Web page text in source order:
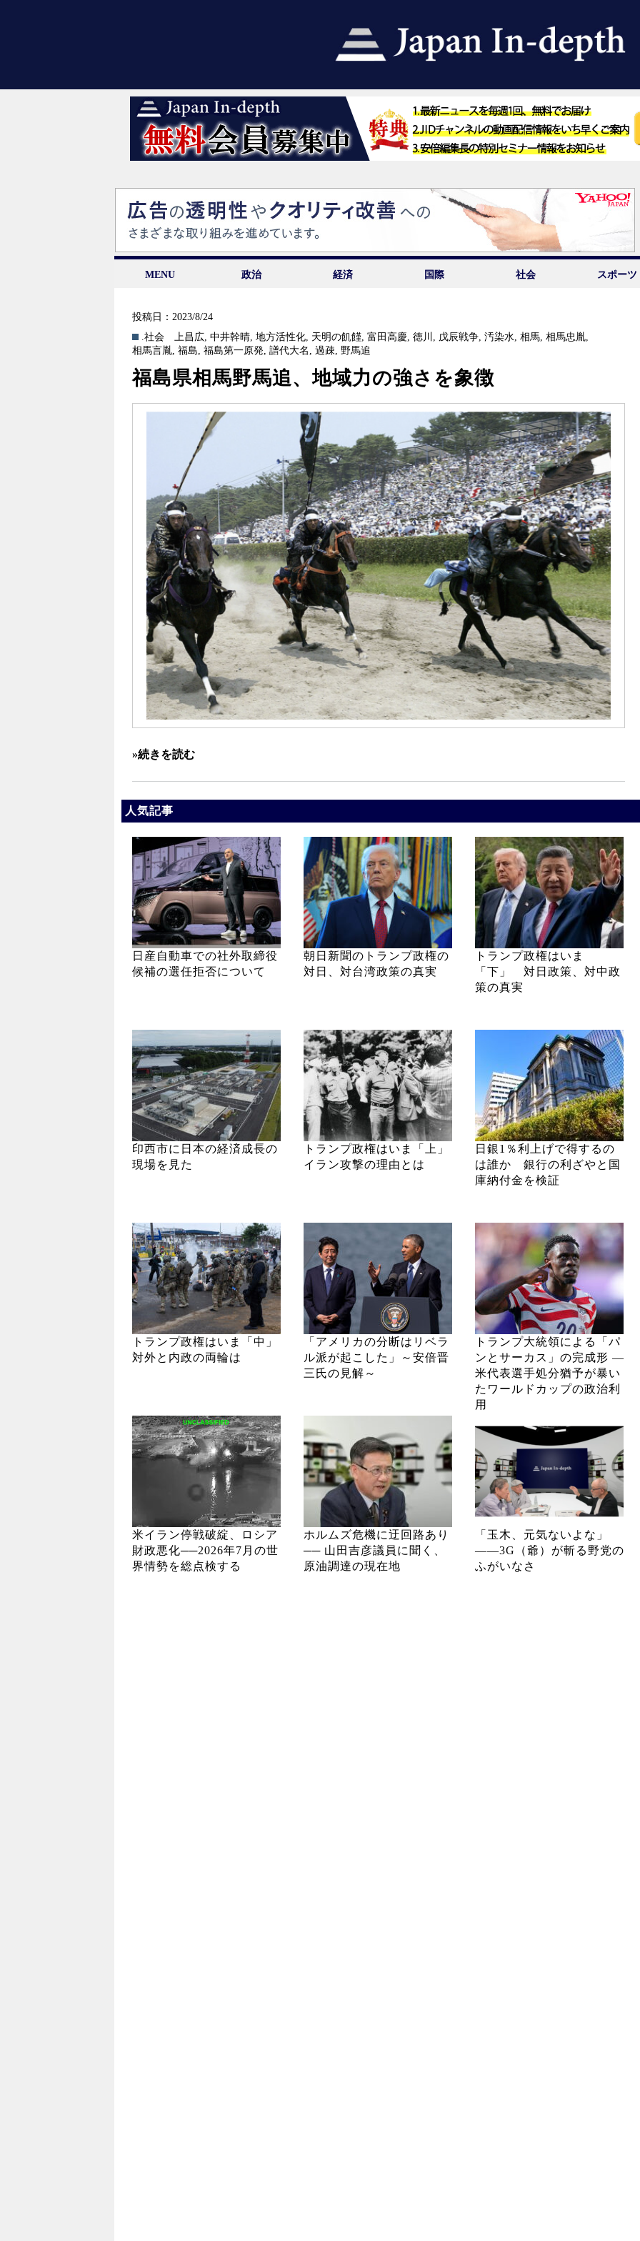
MENU 政治 経済 国際 社会 スポーツ
投稿日：2023/8/24
.社会
上昌広,中井幹晴,地方活性化, 天明の飢饉,富田高慶,徳川 , 戊辰戦争,汚染水,相馬,相馬忠胤,
相馬言胤, 福島, 福島第一原発, 譜代大名 , 過疎, 野馬追
福島県相馬野馬追、地域力の強さを象徴
»続きを読む
人気記事
日産自動車での社外取締役
候補の選任拒否について
朝日新聞のトランプ政権の
対日、対台湾政策の真実
トランプ政権はいま
「下」 対日政策、対中政
策の真実
印西市に日本の経済成長の
現場を見た
トランプ政権はいま「上」
イラン攻撃の理由とは
日銀1％利上げで得するの
は誰か 銀行の利ざやと国
庫納付金を検証
トランプ政権はいま「中」
対外と内政の両輪は
「アメリカの分断はリベラ
ル派が起こした」～安倍晋
三氏の見解～
トランプ大統領による「パ
ンとサーカス」の完成形 ―
米代表選手処分猶予が暴い
たワールドカップの政治利
用
米イラン停戦破綻、ロシア
財政悪化──2026年7月の世
界情勢を総点検する
ホルムズ危機に迂回路あり
── 山田吉彦議員に聞く、
原油調達の現在地
「玉木、元気ないよな」
――3G（爺）が斬る野党の
ふがいなさ